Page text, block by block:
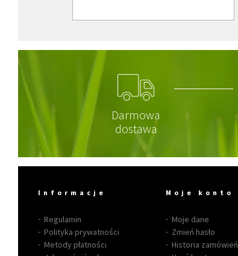
Darmowa
dostawa
Informacje
Regulamin
Polityka prywatności
Metody płatności
Moje konto
Moje dane
Zmień hasło
Historia zamówień